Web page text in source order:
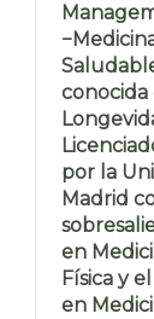
conocida
por la
Madrid
en
Física y
en